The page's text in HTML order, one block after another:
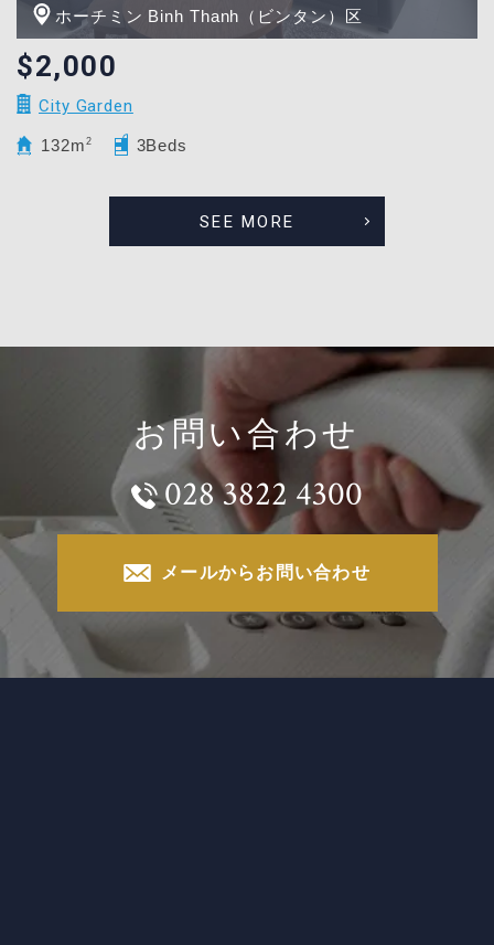
ホーチミン Binh Thanh（ビンタン）区
$2,000
City Garden
132m 2 3Beds
SEE MORE
お問い合わせ
028 3822 4300
メールからお問い合わせ